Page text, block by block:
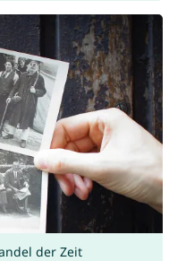
der Zeit